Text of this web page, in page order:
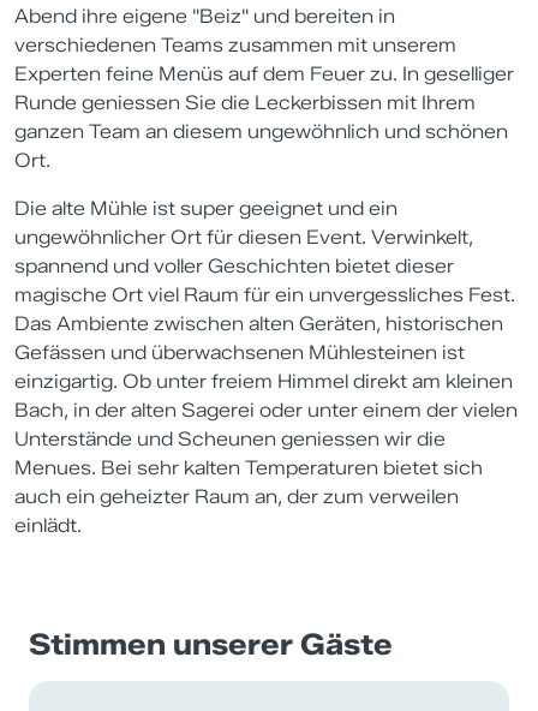
Abend ihre eigene "Beiz" und bereiten in
verschiedenen Teams zusammen mit unserem
Experten feine Menüs auf dem Feuer zu. In geselliger
Runde geniessen Sie die Leckerbissen mit Ihrem
ganzen Team an diesem ungewöhnlich und schönen
Ort.
Die alte Mühle ist super geeignet und ein
ungewöhnlicher Ort für diesen Event. Verwinkelt,
spannend und voller Geschichten bietet dieser
magische Ort viel Raum für ein unvergessliches Fest.
Das Ambiente zwischen alten Geräten, historischen
Gefässen und überwachsenen Mühlesteinen ist
einzigartig. Ob unter freiem Himmel direkt am kleinen
Bach, in der alten Sagerei oder unter einem der vielen
Unterstände und Scheunen geniessen wir die
Menues. Bei sehr kalten Temperaturen bietet sich
auch ein geheizter Raum an, der zum verweilen
einlädt.
Stimmen unserer Gäste